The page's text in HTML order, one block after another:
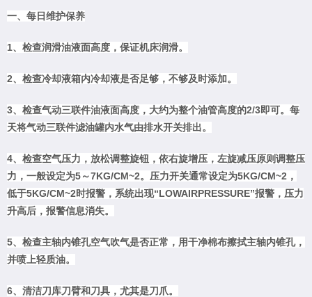
一、每日维护保养
1、检查润滑油液面高度，保证机床润滑。
2、检查冷却液箱内冷却液是否足够，不够及时添加。
3、检查气动三联件油液面高度，大约为整个油管高度的2/3即可。每
天将气动三联件滤油罐内水气由排水开关排出。
4、检查空气压力，放松调整旋钮，依右旋增压，左旋减压原则调整压
力，一般设定为5～7KG/CM~2。压力开关通常设定为5KG/CM~2，
低于5KG/CM~2时报警，系统出现“LOWAIRPRESSURE”报警，压力
升高后，报警信息消失。
5、检查主轴内锥孔空气吹气是否正常，用干净棉布擦拭主轴内锥孔，
并喷上轻质油。
6、清洁刀库刀臂和刀具，尤其是刀爪。